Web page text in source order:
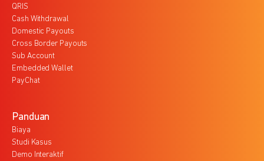
QRIS
Cash Withdrawal
Domestic Payouts
Cross Border Payouts
Sub Account
Embedded Wallet
PayChat
Panduan
Biaya
Studi Kasus
Demo Interaktif